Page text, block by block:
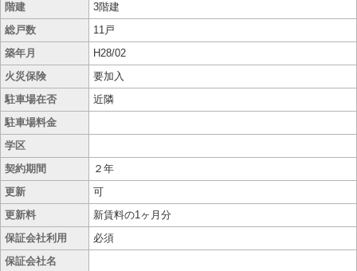
階建
3階建
総戸数
11戸
築年月
H28/02
火災保険
要加入
駐車場在否
近隣
駐車場料金
学区
契約期間
２年
更新
可
更新料
新賃料の1ヶ月分
保証会社利用
必須
保証会社名